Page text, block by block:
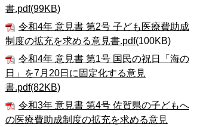
書.pdf(99KB)
令和4年 意見書 第2号 子ども医療費助成
制度の拡充を求める意見書.pdf(100KB)
令和4年 意見書 第1号 国民の祝日「海の
日」を7月20日に固定化する意見
書.pdf(82KB)
令和3年 意見書 第4号 佐賀県の子どもへ
の医療費助成制度の拡充を求める意見